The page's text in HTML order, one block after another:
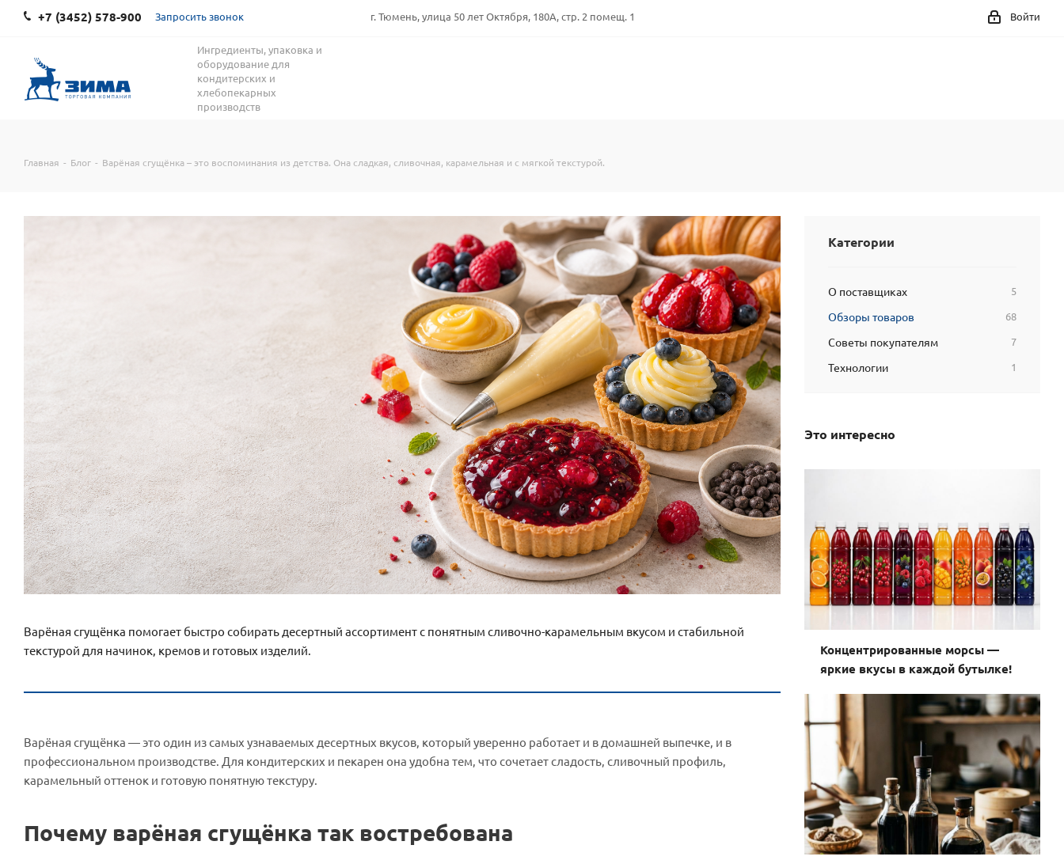
+7 (3452) 578-900 Запросить звонок г. Тюмень, улица 50 лет Октября, 180А, стр. 2 помещ. 1 Войти
Ингредиенты, упаковка и
оборудование для
кондитерских и
хлебопекарных
производств
Главная - Блог - Варёная сгущёнка – это воспоминания из детства. Она сладкая, сливочная, карамельная и с мягкой текстурой.
Варёная сгущёнка помогает быстро собирать десертный ассортимент с понятным сливочно-карамельным вкусом и стабильной
текстурой для начинок, кремов и готовых изделий.
Варёная сгущёнка — это один из самых узнаваемых десертных вкусов, который уверенно работает и в домашней выпечке, и в
профессиональном производстве. Для кондитерских и пекарен она удобна тем, что сочетает сладость, сливочный профиль,
карамельный оттенок и готовую понятную текстуру.
Почему варёная сгущёнка так востребована
Категории
О поставщиках 5
Обзоры товаров 68
Советы покупателям 7
Технологии 1
Это интересно
Концентрированные морсы —
яркие вкусы в каждой бутылке!